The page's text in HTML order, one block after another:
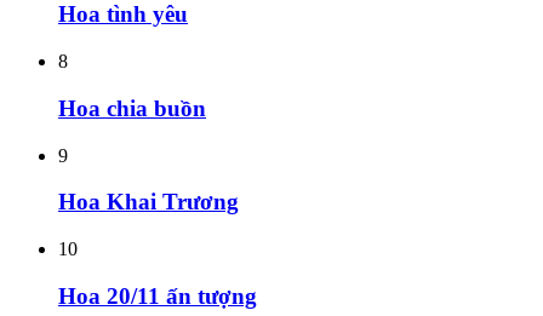
Hoa tình yêu
8
Hoa chia buồn
9
Hoa Khai Trương
10
Hoa 20/11 ấn tượng